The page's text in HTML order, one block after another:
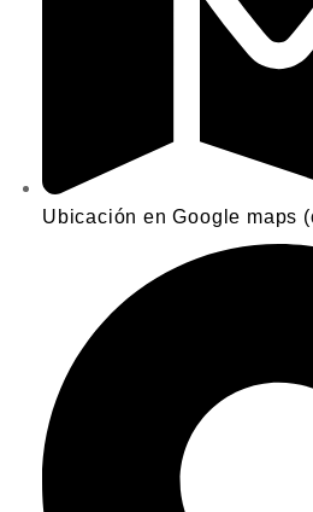
Ubicación en Google maps